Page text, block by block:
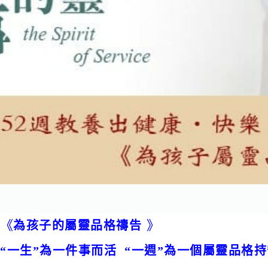
《為孩子的屬靈品格禱告 》
“一生”為一件事而活 “一週”為一個屬靈品格